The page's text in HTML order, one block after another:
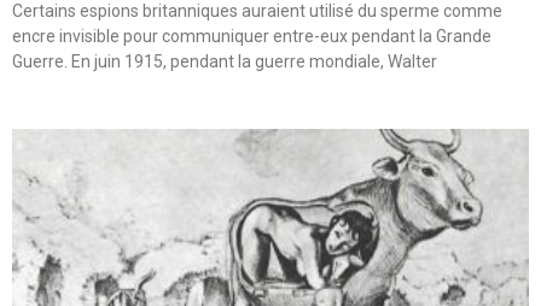
Certains espions britanniques auraient utilisé du sperme comme
encre invisible pour communiquer entre-eux pendant la Grande
Guerre. En juin 1915, pendant la guerre mondiale, Walter